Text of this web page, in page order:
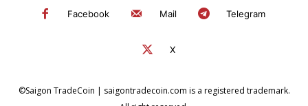
Facebook Mail Telegram
X
©Saigon TradeCoin | saigontradecoin.com is a registered trademark.